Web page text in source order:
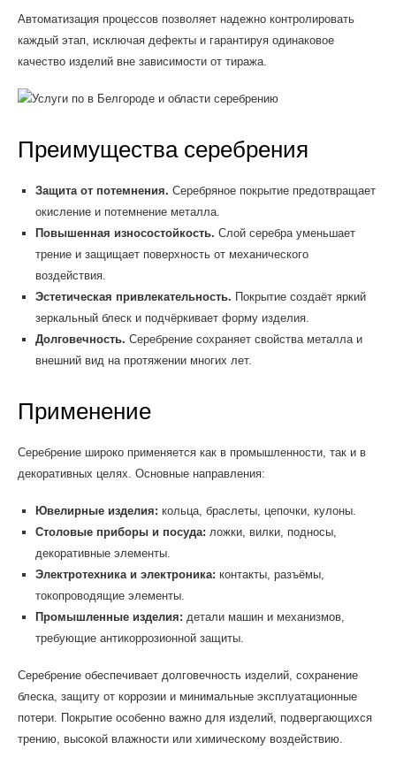
Автоматизация процессов позволяет надежно контролировать
каждый этап, исключая дефекты и гарантируя одинаковое
качество изделий вне зависимости от тиража.
Преимущества серебрения
Защита от потемнения. Серебряное покрытие предотвращает
окисление и потемнение металла.
Повышенная износостойкость. Слой серебра уменьшает
трение и защищает поверхность от механического
воздействия.
Эстетическая привлекательность. Покрытие создаёт яркий
зеркальный блеск и подчёркивает форму изделия.
Долговечность. Серебрение сохраняет свойства металла и
внешний вид на протяжении многих лет.
Применение
Серебрение широко применяется как в промышленности, так и в
декоративных целях. Основные направления:
Ювелирные изделия: кольца, браслеты, цепочки, кулоны.
Столовые приборы и посуда: ложки, вилки, подносы,
декоративные элементы.
Электротехника и электроника: контакты, разъёмы,
токопроводящие элементы.
Промышленные изделия: детали машин и механизмов,
требующие антикоррозионной защиты.
Серебрение обеспечивает долговечность изделий, сохранение
блеска, защиту от коррозии и минимальные эксплуатационные
потери. Покрытие особенно важно для изделий, подвергающихся
трению, высокой влажности или химическому воздействию.